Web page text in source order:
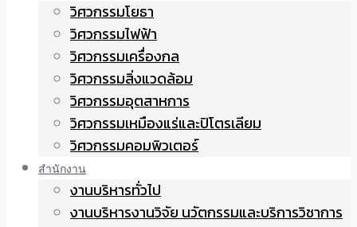
วิศวกรรมโยธา
วิศวกรรมไฟฟ้า
วิศวกรรมเครื่องกล
วิศวกรรมสิ่งแวดล้อม
วิศวกรรมอุตสาหการ
วิศวกรรมเหมืองแร่และปิโตรเลียม
วิศวกรรมคอมพิวเตอร์
สำนักงาน
งานบริหารทั่วไป
งานบริหารงานวิจัย นวัตกรรมและบริการวิชาการ